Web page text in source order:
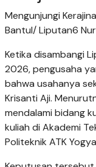
Mengunjungi
Bantul/ Liputan6
Ketika disambangi
2026, pengusaha
bahwa usahanya
Krisanti Aji.
mendalami bidang
kuliah di Akademi
Politeknik ATK